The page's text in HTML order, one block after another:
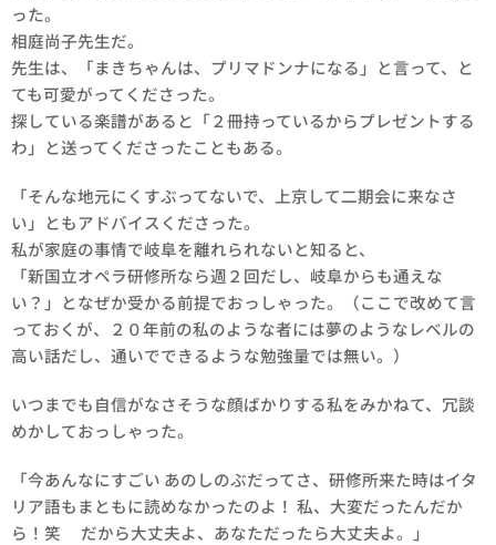
った。
相庭尚子先生だ。
先生は、「まきちゃんは、プリマドンナになる」と言って、と
ても可愛がってくださった。
探している楽譜があると「２冊持っているからプレゼントする
わ」と送ってくださったこともある。
「そんな地元にくすぶってないで、上京して二期会に来なさ
い」ともアドバイスくださった。
私が家庭の事情で岐阜を離れられないと知ると、
「新国立オペラ研修所なら週２回だし、岐阜からも通えな
い？」となぜか受かる前提でおっしゃった。（ここで改めて言
っておくが、２０年前の私のような者には夢のようなレベルの
高い話だし、通いでできるような勉強量では無い。）
いつまでも自信がなさそうな顔ばかりする私をみかねて、冗談
めかしておっしゃった。
「今あんなにすごい あのしのぶだってさ、研修所来た時はイタ
リア語もまともに読めなかったのよ！ 私、大変だったんだか
ら！笑 だから大丈夫よ、あなただったら大丈夫よ。」